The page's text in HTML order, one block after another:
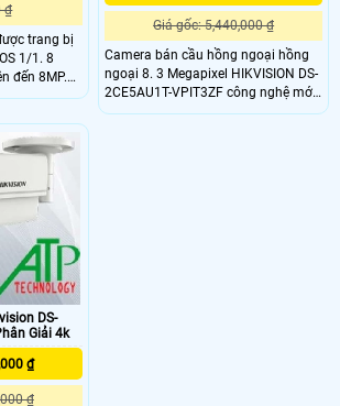
₫
trang bị
1/1. 8
đến 8MP.
video chất
AI giúp
chụp
và khả
con
Giá gốc: 5,440,000 ₫
Camera bán cầu hồng ngoại hồng
ngoại 8. 3 Megapixel HIKVISION DS-
2CE5AU1T-VPIT3ZF công nghệ mới
có ống kính zoom : 2. 7 mm to 13. 5
DS-
IT3ZF Độ Phân Giải 4k
₫
₫